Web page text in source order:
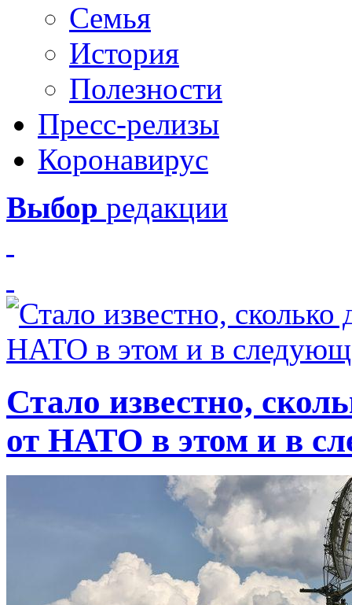
Семья
История
Полезности
Пресс-релизы
Коронавирус
Выбор редакции
Стало известно,
от НАТО в этом и в